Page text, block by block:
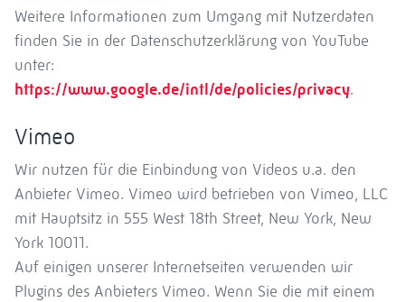
Weitere Informationen zum Umgang mit Nutzerdaten
finden Sie in der Datenschutzerklärung von YouTube
unter:
https://www.google.de/intl/de/policies/privacy.
Vimeo
Wir nutzen für die Einbindung von Videos u.a. den
Anbieter Vimeo. Vimeo wird betrieben von Vimeo, LLC
mit Hauptsitz in 555 West 18th Street, New York, New
York 10011.
Auf einigen unserer Internetseiten verwenden wir
Plugins des Anbieters Vimeo. Wenn Sie die mit einem